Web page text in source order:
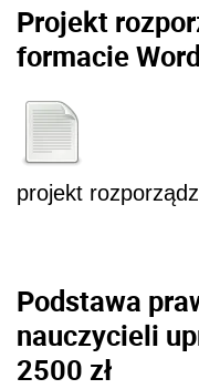
Projekt
formacie Word
projekt
Podstawa
nauczycieli
2500 zł